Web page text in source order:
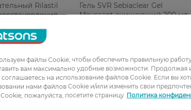
Rilastil
и
кожи 50
Гель SVR Sebiaclear Gel
Moussant очищающий 200 мл
файлы Cookie, чтобы обеспечить правильную
вам максимально удобные возможности. Продолжая
соглашаетесь на использование файлов Cookie. Если вы
нами файлов Cookie и/или изменить свои
пожалуйста, посетите страницу Политика